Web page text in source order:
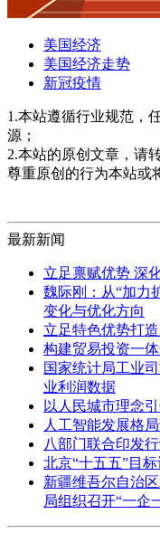
美国经济
美国经济走势
新冠疫情
1.本站遵循行业规范，
源；
2.本站的原创文章，请
尊重原创的行为本站或
最新新闻
立足禀赋优势 深
魏际刚：从“加力
变化与优化方向
立足特色优势打
构建贸易投资一
国家统计局工业
业利润数据
以人民城市理念
人工智能发展格
八部门联合印发
北京“十五五”目
新疆维吾尔自治
局组织召开“一企